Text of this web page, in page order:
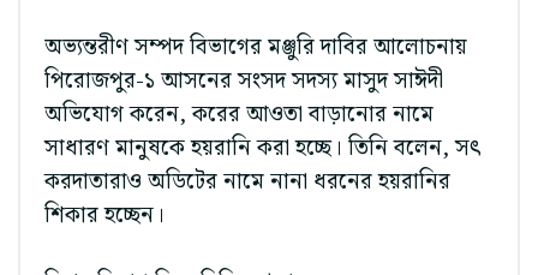
অভ্যন্তরীণ সম্পদ বিভাগের মঞ্জুরি দাবির আলোচনায়
পিরোজপুর-১ আসনের সংসদ সদস্য মাসুদ সাঈদী
অভিযোগ করেন, করের আওতা বাড়ানোর নামে
সাধারণ মানুষকে হয়রানি করা হচ্ছে। তিনি বলেন, সৎ
করদাতারাও অডিটের নামে নানা ধরনের হয়রানির
শিকার হচ্ছেন।